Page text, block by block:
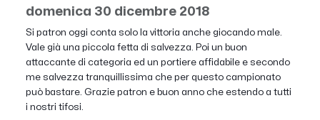
domenica 30 dicembre 2018
Si patron oggi conta solo la vittoria anche giocando male.
Vale già una piccola fetta di salvezza. Poi un buon
attaccante di categoria ed un portiere affidabile e secondo
me salvezza tranquillissima che per questo campionato
può bastare. Grazie patron e buon anno che estendo a tutti
i nostri tifosi.